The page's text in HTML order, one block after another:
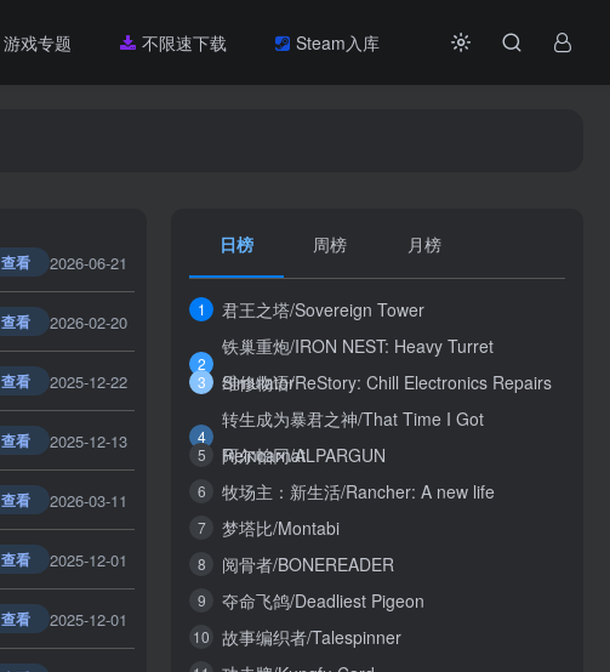
游戏专题 不限速下载 Steam入库
查看 2026-06-21
查看 2026-02-20
查看 2025-12-22
查看 2025-12-13
查看 2026-03-11
查看 2025-12-01
查看 2025-12-01
日榜 周榜 月榜
1 君王之塔/Sovereign Tower
2
铁巢重炮/IRON NEST: Heavy Turret
Simulator
3 维修物语/ReStory: Chill Electronics Repairs
4
转生成为暴君之神/That Time I Got
Reincarnat
5 阿尔帕冈/ALPARGUN
6 牧场主：新生活/Rancher: A new life
7 梦塔比/Montabi
8 阅骨者/BONEREADER
9 夺命飞鸽/Deadliest Pigeon
10 故事编织者/Talespinner